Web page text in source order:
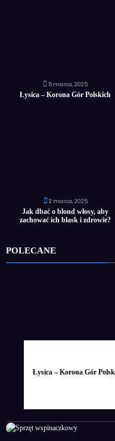
5 marca, 2025
Łysica – Korona Gór Polskich
2 marca, 2025
Jak dbać o blond włosy, aby
zachować ich blask i zdrowie?
POLECANE
Łysica – Korona Gór